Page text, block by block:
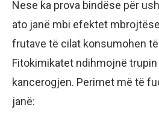
Nese ka prova bindëse për
ato janë mbi efektet
frutave të cilat konsumohen
Fitokimikatet ndihmojnë
kancerogjen. Perimet më të
janë: